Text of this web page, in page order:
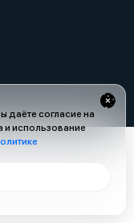
даёте согласие на
и использование